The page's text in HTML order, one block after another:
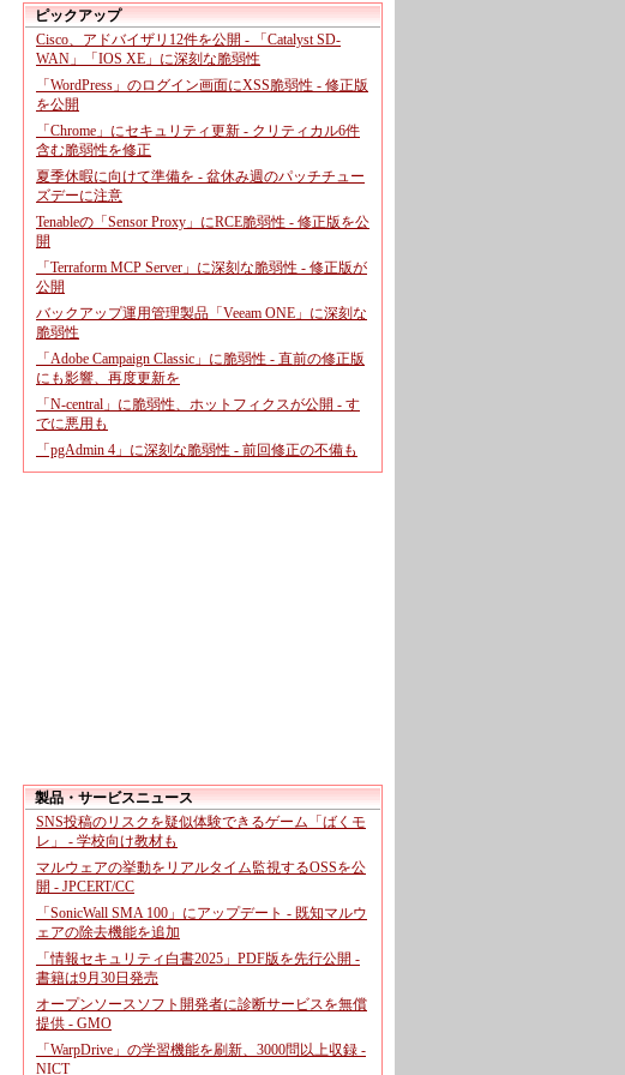
ピックアップ
Cisco、アドバイザリ12件を公開 - 「Catalyst SD-
WAN」「IOS XE」に深刻な脆弱性
「WordPress」のログイン画面にXSS脆弱性 - 修正版
を公開
「Chrome」にセキュリティ更新 - クリティカル6件
含む脆弱性を修正
夏季休暇に向けて準備を - 盆休み週のパッチチュー
ズデーに注意
Tenableの「Sensor Proxy」にRCE脆弱性 - 修正版を公
開
「Terraform MCP Server」に深刻な脆弱性 - 修正版が
公開
バックアップ運用管理製品「Veeam ONE」に深刻な
脆弱性
「Adobe Campaign Classic」に脆弱性 - 直前の修正版
にも影響、再度更新を
「N-central」に脆弱性、ホットフィクスが公開 - す
でに悪用も
「pgAdmin 4」に深刻な脆弱性 - 前回修正の不備も
製品・サービスニュース
SNS投稿のリスクを疑似体験できるゲーム「ばくモ
レ」 - 学校向け教材も
マルウェアの挙動をリアルタイム監視するOSSを公
開 - JPCERT/CC
「SonicWall SMA 100」にアップデート - 既知マルウ
ェアの除去機能を追加
「情報セキュリティ白書2025」PDF版を先行公開 -
書籍は9月30日発売
オープンソースソフト開発者に診断サービスを無償
提供 - GMO
「WarpDrive」の学習機能を刷新、3000問以上収録 -
NICT